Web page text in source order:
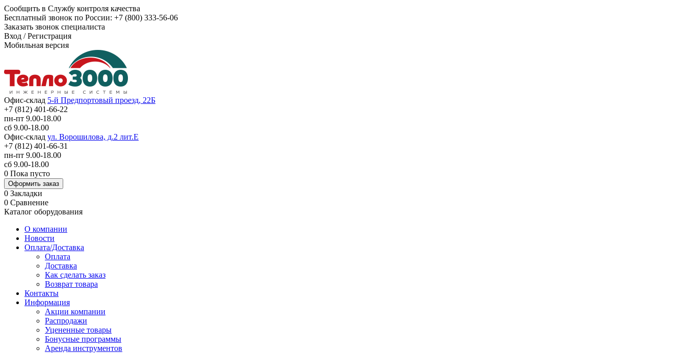
Сообщить в Службу контроля качества
Бесплатный звонок по России: +7 (800) 333-56-06
Заказать звонок специалиста
Вход /Регистрация
Мобильная версия
Офис-склад 5-й Предпортовый проезд, 22Б
+7 (812) 401-66-22
пн-пт 9.00-18.00
сб 9.00-18.00
Офис-склад ул. Ворошилова, д.2 лит.Е
+7 (812) 401-66-31
пн-пт 9.00-18.00
сб 9.00-18.00
0 Пока пусто
Оформить заказ
0 Закладки
0 Сравнение
Каталог оборудования
О компании
Новости
Оплата/Доставка
Оплата
Доставка
Как сделать заказ
Возврат товара
Контакты
Информация
Акции компании
Распродажи
Уцененные товары
Бонусные программы
Аренда инструментов